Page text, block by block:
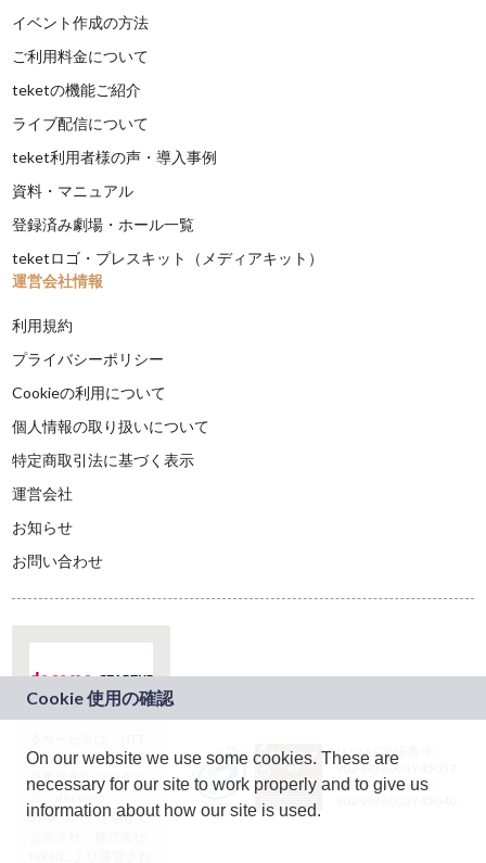
イベント作成の方法
ご利用料金について
teketの機能ご紹介
ライブ配信について
teket利用者様の声・導入事例
資料・マニュアル
登録済み劇場・ホール一覧
teketロゴ・プレスキット（メディアキット）
運営会社情報
利用規約
プライバシーポリシー
Cookieの利用について
個人情報の取り扱いについて
特定商取引法に基づく表示
運営会社
お知らせ
お問い合わせ
ドコモグループの新
規事業創出プログラ
ム「docomo
STARTUP」を通じて
JASRAC許諾番号：
9024936001Y45037
JASRAC許諾番号：
On our website we use some cookies. These are
necessary for our site to work properly and to give us
information about how our site is used.